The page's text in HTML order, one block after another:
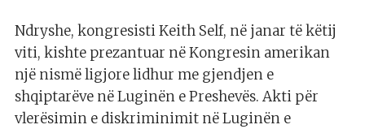
Ndryshe, kongresisti Keith Self, në janar të këtij
viti, kishte prezantuar në Kongresin amerikan
një nismë ligjore lidhur me gjendjen e
shqiptarëve në Luginën e Preshevës. Akti për
vlerësimin e diskriminimit në Luginën e